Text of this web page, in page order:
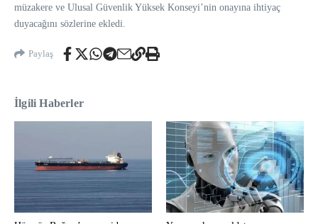
müzakere ve Ulusal Güvenlik Yüksek Konseyi’nin onayına ihtiyaç
duyacağını sözlerine ekledi.
Paylaş
İlgili Haberler